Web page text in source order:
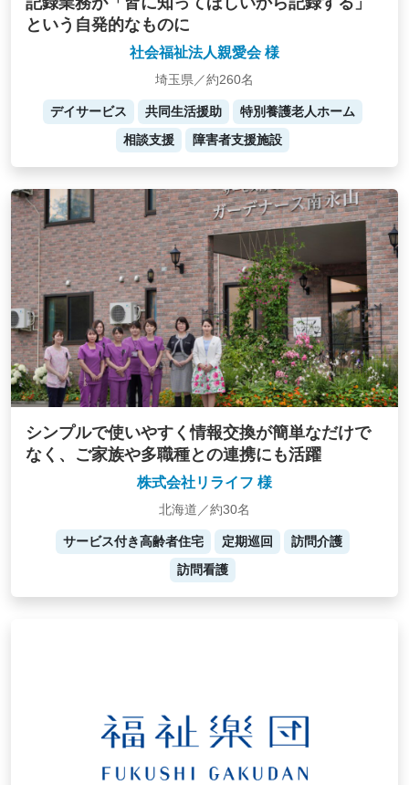
という自発的なものに
社会福祉法人親愛会 様
埼玉県／約260名
デイサービス 共同生活援助
特別養護老人ホーム
相談支援
障害者支援施設
シンプルで使いやすく情報交換が簡単なだけで
なく、ご家族や多職種との連携にも活躍
株式会社リライフ 様
北海道／約30名
サービス付き高齢者住宅 定期巡回
訪問介護
訪問看護